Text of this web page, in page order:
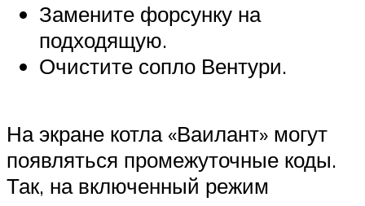
Замените форсунку на
подходящую.
Очистите сопло Вентури.
На экране котла «Ваилант» могут
появляться промежуточные коды.
Так, на включенный режим